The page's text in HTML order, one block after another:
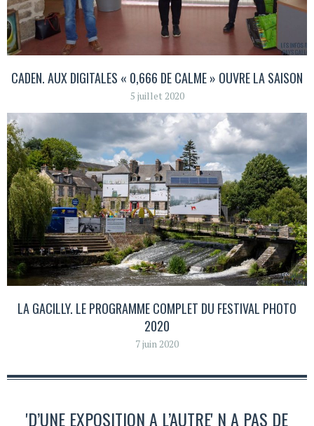
CADEN. AUX DIGITALES « 0,666 DE CALME » OUVRE LA SAISON
5 juillet 2020
LA GACILLY. LE PROGRAMME COMPLET DU FESTIVAL PHOTO
2020
7 juin 2020
'D’UNE EXPOSITION A L’AUTRE' N A PAS DE